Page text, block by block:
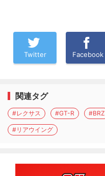
Twitter Facebook
関連タグ
#レクサス #GT-R #BRZ
#リアウイング